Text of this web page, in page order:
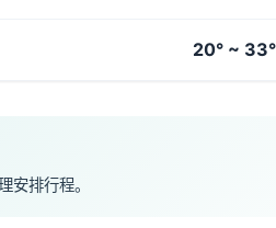
20° ~ 33°
安排行程。